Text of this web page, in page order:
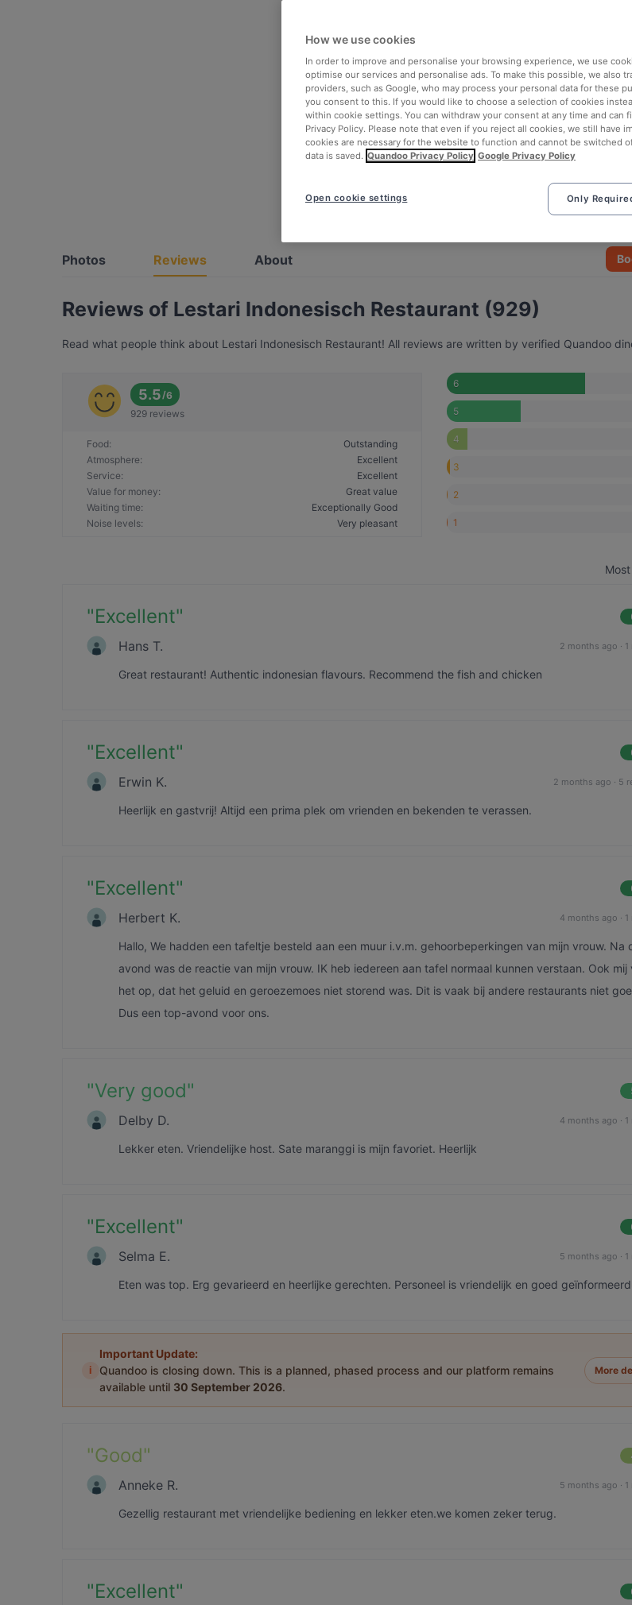
See all 3
Photos Reviews About
Reviews of Lestari Indonesisch Restaurant (929)
Read what people think about Lestari Indonesisch Restaurant! All reviews are written by verified Quandoo
5.5/6
929 reviews
Food:
Outstanding
Atmosphere:
Excellent
Service:
Excellent
Value for money:
Great value
Waiting time:
Exceptionally Good
Noise levels: Very pleasant
6
5
4
3
2
1
"Excellent"
Hans T. 2 months ago · 1
Great restaurant! Authentic indonesian flavours. Recommend the fish and chicken
"Excellent"
Erwin K. 2 months ago · 5
Heerlijk en gastvrij! Altijd een prima plek om vrienden en bekenden te verassen.
"Excellent"
Herbert K. 4 months ago · 1
Hallo, We hadden een tafeltje besteld aan een muur i.v.m. gehoorbeperkingen van mijn vrouw. Na
avond was de reactie van mijn vrouw. IK heb iedereen aan tafel normaal kunnen verstaan. Ook mij
het op, dat het geluid en geroezemoes niet storend was. Dit is vaak bij andere restaurants niet
Dus een top-avond voor ons.
"Very good"
Delby D. 4 months ago · 1
Lekker eten. Vriendelijke host. Sate maranggi is mijn favoriet. Heerlijk
"Excellent"
Selma E. 5 months ago · 1
Eten was top. Erg gevarieerd en heerlijke gerechten. Personeel is vriendelijk en goed
i
Important Update:
Quandoo is closing down. This is a planned, phased process and our platform remains
available until 30 September 2026.
More
"Good"
Anneke R. 5 months ago · 1
Gezellig restaurant met vriendelijke bediening en lekker eten.we komen zeker terug.
"Excellent"
How we use cookies
In order to improve and personalise your browsing experience, we use
optimise our services and personalise ads. To make this possible, we also
providers, such as Google, who may process your personal data for these
you consent to this. If you would like to choose a selection of cookies
within cookie settings. You can withdraw your consent at any time and can
Privacy Policy. Please note that even if you reject all cookies, we still have
cookies are necessary for the website to function and cannot be switched
data is saved. Quandoo Privacy Policy Google Privacy Policy
Only
Open cookie settings